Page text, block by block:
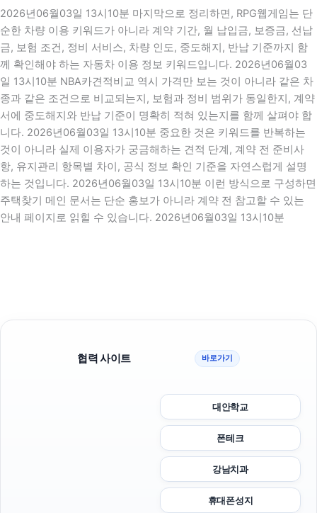
2026년06월03일 13시10분 마지막으로 정리하면, RPG웹게임는 단
순한 차량 이용 키워드가 아니라 계약 기간, 월 납입금, 보증금, 선납
금, 보험 조건, 정비 서비스, 차량 인도, 중도해지, 반납 기준까지 함
께 확인해야 하는 자동차 이용 정보 키워드입니다. 2026년06월03
일 13시10분 NBA카견적비교 역시 가격만 보는 것이 아니라 같은 차
종과 같은 조건으로 비교되는지, 보험과 정비 범위가 동일한지, 계약
서에 중도해지와 반납 기준이 명확히 적혀 있는지를 함께 살펴야 합
니다. 2026년06월03일 13시10분 중요한 것은 키워드를 반복하는
것이 아니라 실제 이용자가 궁금해하는 견적 단계, 계약 전 준비사
항, 유지관리 항목별 차이, 공식 정보 확인 기준을 자연스럽게 설명
하는 것입니다. 2026년06월03일 13시10분 이런 방식으로 구성하면
주택찾기 메인 문서는 단순 홍보가 아니라 계약 전 참고할 수 있는
안내 페이지로 읽힐 수 있습니다. 2026년06월03일 13시10분
협력 사이트 바로가기
대안학교
폰테크
강남치과
휴대폰성지